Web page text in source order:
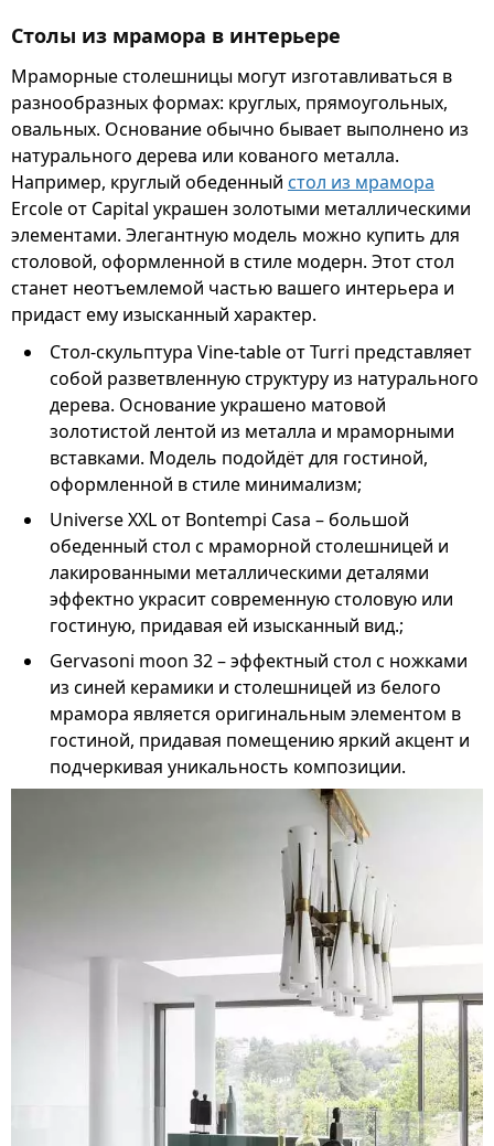
Столы из мрамора в интерьере
Мраморные столешницы могут изготавливаться в
разнообразных формах: круглых, прямоугольных,
овальных. Основание обычно бывает выполнено из
натурального дерева или кованого металла.
Например, круглый обеденный стол из мрамора
Ercole от Capital украшен золотыми металлическими
элементами. Элегантную модель можно купить для
столовой, оформленной в стиле модерн. Этот стол
станет неотъемлемой частью вашего интерьера и
придаст ему изысканный характер.
Стол-скульптура Vine-table от Turri представляет
собой разветвленную структуру из натурального
дерева. Основание украшено матовой
золотистой лентой из металла и мраморными
вставками. Модель подойдёт для гостиной,
оформленной в стиле минимализм;
Universe XXL от Bontempi Casa – большой
обеденный стол с мраморной столешницей и
лакированными металлическими деталями
эффектно украсит современную столовую или
гостиную, придавая ей изысканный вид.;
Gervasoni moon 32 – эффектный стол с ножками
из синей керамики и столешницей из белого
мрамора является оригинальным элементом в
гостиной, придавая помещению яркий акцент и
подчеркивая уникальность композиции.